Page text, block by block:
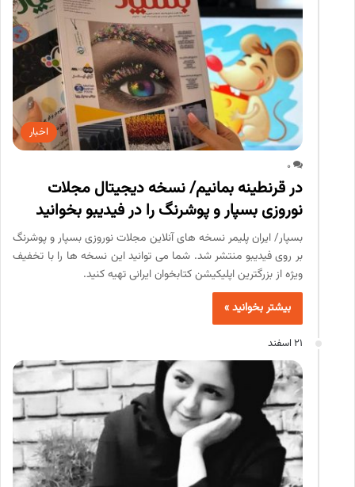
اخبار
0
در قرنطینه بمانیم/ نسخه دیجیتال مجلات
نوروزی بسپار و پوشرنگ را در فیدیبو بخوانید
بسپار/ ایران پلیمر نسخه های آنلاین مجلات نوروزی بسپار و پوشرنگ
بر روی فیدیبو منتشر شد. شما می توانید این نسخه ها را با تخفیف
ویژه از بزرگترین اپلیکیشن کتابخوان ایرانی تهیه کنید.
بیشتر بخوانید »
21 اسفند